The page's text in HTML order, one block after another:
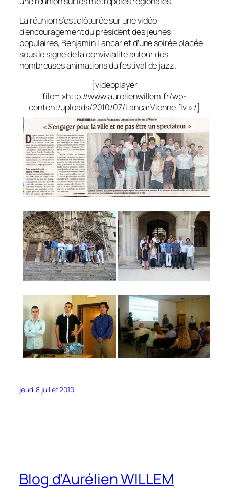
La réunion s’est clôturée sur une vidéo
d’encouragement du président des jeunes
populaires, Benjamin Lancar et d’une soirée placée
sous le signe de la convivialité autour des
nombreuses animations du festival de jazz.
[videoplayer
file= »http://www.aurelienwillem.fr/wp-
content/uploads/2010/07/LancarVienne.flv » /]
jeudi 8 juillet 2010
Blog d'Aurélien WILLEM